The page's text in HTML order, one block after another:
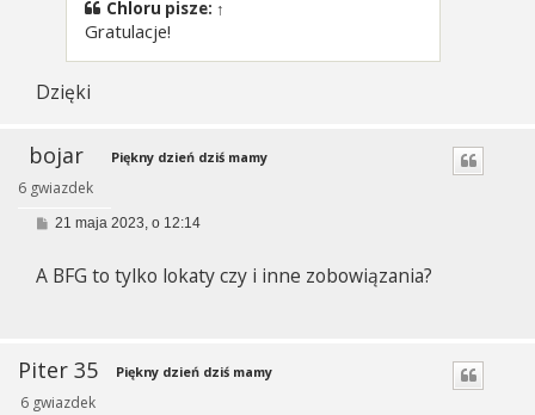
Chloru pisze: ↑
Gratulacje!
Dzięki
bojar
6 gwiazdek
Piękny dzień dziś mamy
P21 maja 2023, o 12:14
A BFG to tylko lokaty czy i inne zobowiązania?
Piter 35
6 gwiazdek
Piękny dzień dziś mamy